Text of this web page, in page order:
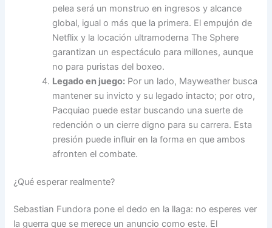
pelea será un monstruo en ingresos y alcance
global, igual o más que la primera. El empujón de
Netflix y la locación ultramoderna The Sphere
garantizan un espectáculo para millones, aunque
no para puristas del boxeo.
Legado en juego: Por un lado, Mayweather busca
mantener su invicto y su legado intacto; por otro,
Pacquiao puede estar buscando una suerte de
redención o un cierre digno para su carrera. Esta
presión puede influir en la forma en que ambos
afronten el combate.
¿Qué esperar realmente?
Sebastian Fundora pone el dedo en la llaga: no esperes ver
la guerra que se merece un anuncio como este. El